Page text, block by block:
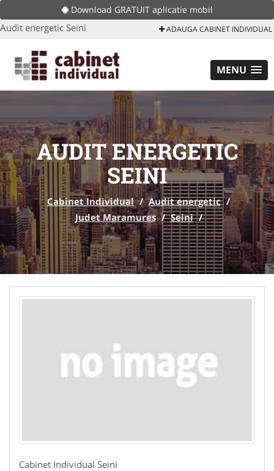
Download GRATUIT aplicatie mobil
Audit energetic Seini ADAUGA CABINET INDIVIDUAL
MENU
AUDIT ENERGETIC
SEINI
Cabinet Individual / Audit energetic /
Judet Maramures / Seini /
Cabinet Individual Seini